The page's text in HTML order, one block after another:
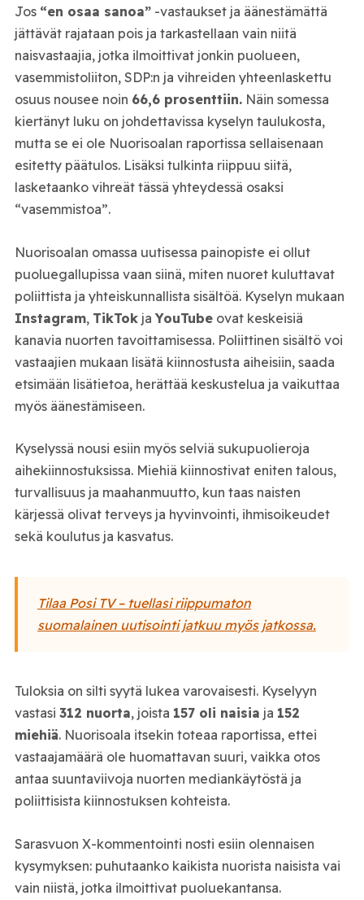
Jos “en osaa sanoa”-vastaukset ja äänestämättä
jättävät rajataan pois ja tarkastellaan vain niitä
naisvastaajia, jotka ilmoittivat jonkin puolueen,
vasemmistoliiton, SDP:n ja vihreiden yhteenlaskettu
osuus nousee noin 66,6 prosenttiin.Näin somessa
kiertänyt luku on johdettavissa kyselyn taulukosta,
mutta se ei ole Nuorisoalan raportissa sellaisenaan
esitetty päätulos. Lisäksi tulkinta riippuu siitä,
lasketaanko vihreät tässä yhteydessä osaksi
“vasemmistoa”.
Nuorisoalan omassa uutisessa painopiste ei ollut
puoluegallupissa vaan siinä, miten nuoret kuluttavat
poliittista ja yhteiskunnallista sisältöä. Kyselyn mukaan
Instagram, TikTokja YouTubeovat keskeisiä
kanavia nuorten tavoittamisessa. Poliittinen sisältö voi
vastaajien mukaan lisätä kiinnostusta aiheisiin, saada
etsimään lisätietoa, herättää keskustelua ja vaikuttaa
myös äänestämiseen.
Kyselyssä nousi esiin myös selviä sukupuolieroja
aihekiinnostuksissa. Miehiä kiinnostivat eniten talous,
turvallisuus ja maahanmuutto, kun taas naisten
kärjessä olivat terveys ja hyvinvointi, ihmisoikeudet
sekä koulutus ja kasvatus.
Tilaa Posi TV – tuellasi riippumaton
suomalainen uutisointi jatkuu myös jatkossa.
Tuloksia on silti syytä lukea varovaisesti. Kyselyyn
vastasi 312 nuorta, joista 157 oli naisia ja 152
miehiä. Nuorisoala itsekin toteaa raportissa, ettei
vastaajamäärä ole huomattavan suuri, vaikka otos
antaa suuntaviivoja nuorten mediankäytöstä ja
poliittisista kiinnostuksen kohteista.
Sarasvuon X-kommentointi nosti esiin olennaisen
kysymyksen: puhutaanko kaikista nuorista naisista vai
vain niistä, jotka ilmoittivat puoluekantansa.